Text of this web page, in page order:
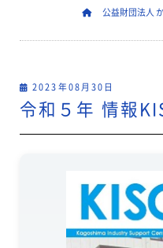
公益財団法人
2023年08月30日
令和５年 情報